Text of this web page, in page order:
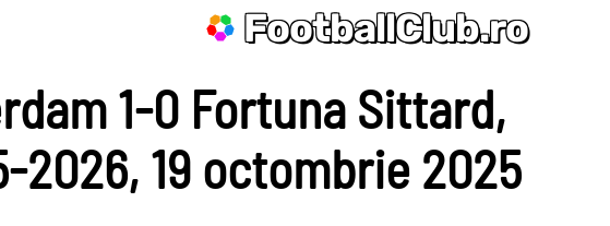
FootballClub.ro
1-0 Fortuna Sittard,
2026, 19 octombrie 2025